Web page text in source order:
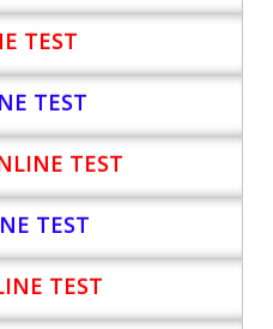
TEST
TEST
TEST
TEST
TEST